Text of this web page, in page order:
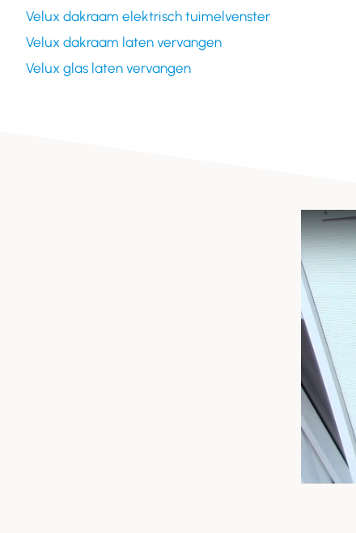
Velux dakraam elektrisch tuimelvenster
Velux dakraam laten vervangen
Velux glas laten vervangen